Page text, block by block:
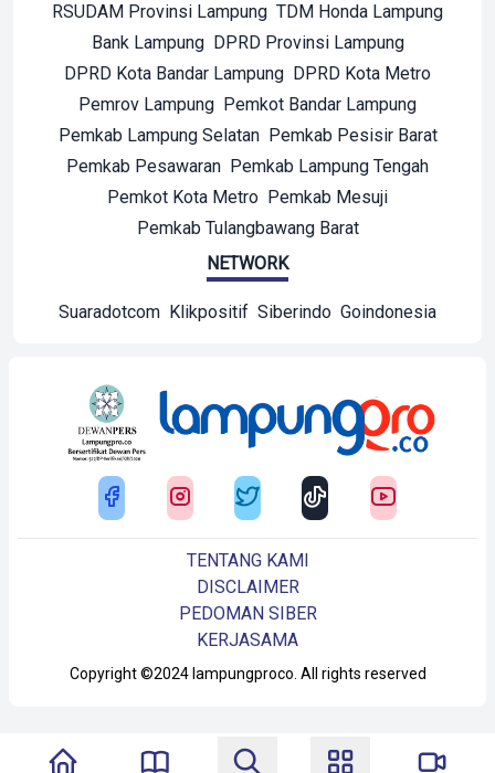
RSUDAM Provinsi Lampung TDM Honda Lampung
Bank Lampung DPRD Provinsi Lampung
DPRD Kota Bandar Lampung DPRD Kota Metro
Pemrov Lampung Pemkot Bandar Lampung
Pemkab Lampung Selatan Pemkab Pesisir Barat
Pemkab Pesawaran Pemkab Lampung Tengah
Pemkot Kota Metro Pemkab Mesuji
Pemkab Tulangbawang Barat
NETWORK
Suaradotcom Klikpositif Siberindo Goindonesia
Copyright ©2024 lampungproco. All rights reserved
TENTANG KAMI
DISCLAIMER
PEDOMAN SIBER
KERJASAMA